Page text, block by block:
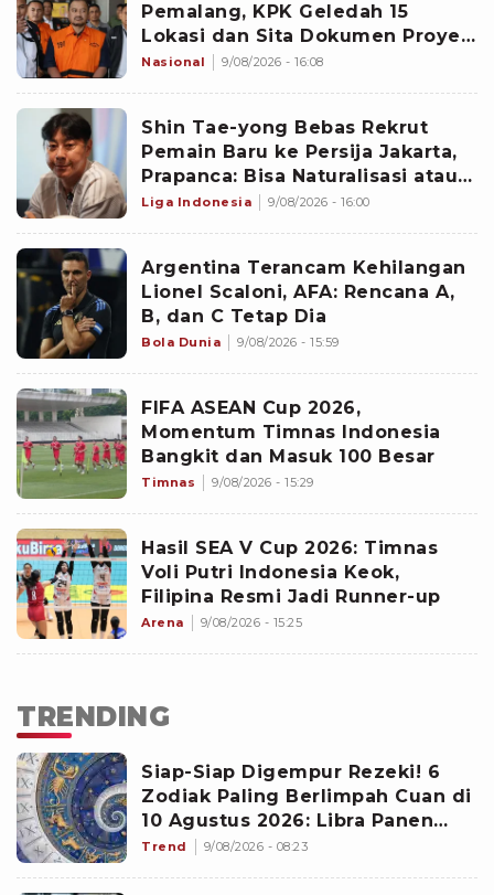
Pemalang, KPK Geledah 15
Lokasi dan Sita Dokumen Proyek
PUPR hingga CCTV Hotel
Nasional 9/08/2026 - 16:08
‎Shin Tae-yong Bebas Rekrut
Pemain Baru ke Persija Jakarta,
Prapanca: Bisa Naturalisasi atau
Asing
Liga Indonesia 9/08/2026 - 16:00
Argentina Terancam Kehilangan
Lionel Scaloni, AFA: Rencana A,
B, dan C Tetap Dia
Bola Dunia 9/08/2026 - 15:59
FIFA ASEAN Cup 2026,
Momentum Timnas Indonesia
Bangkit dan Masuk 100 Besar
Timnas 9/08/2026 - 15:29
Hasil SEA V Cup 2026: Timnas
Voli Putri Indonesia Keok,
Filipina Resmi Jadi Runner-up
Arena 9/08/2026 - 15:25
TRENDING
Siap-Siap Digempur Rezeki! 6
Zodiak Paling Berlimpah Cuan di
10 Agustus 2026: Libra Panen
Proyek Emas
Trend 9/08/2026 - 08:23